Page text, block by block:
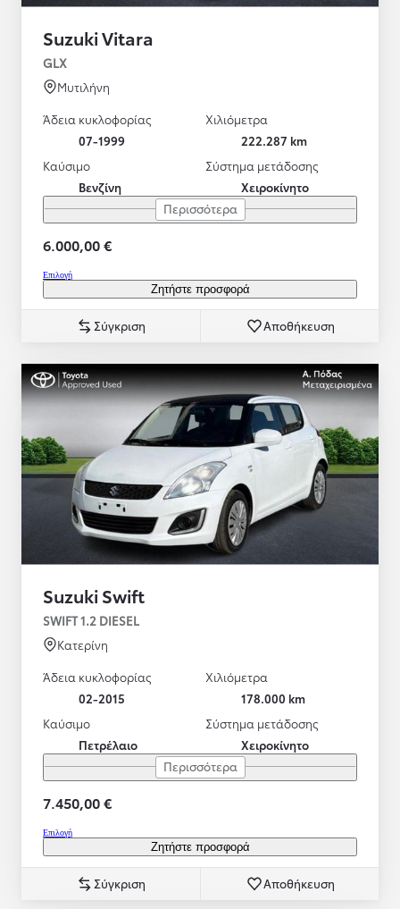
Suzuki Vitara
GLX
Μυτιλήνη
Άδεια κυκλοφορίας
07-1999
Χιλιόμετρα
222.287 km
Καύσιμο
Βενζίνη
Σύστημα μετάδοσης
Χειροκίνητο
Περισσότερα
6.000,00 €
Επιλογή
Ζητήστε προσφορά
Σύγκριση Αποθήκευση
Suzuki Swift
SWIFT 1.2 DIESEL
Κατερίνη
Άδεια κυκλοφορίας
02-2015
Χιλιόμετρα
178.000 km
Καύσιμο
Πετρέλαιο
Σύστημα μετάδοσης
Χειροκίνητο
Περισσότερα
7.450,00 €
Επιλογή
Ζητήστε προσφορά
Σύγκριση Αποθήκευση